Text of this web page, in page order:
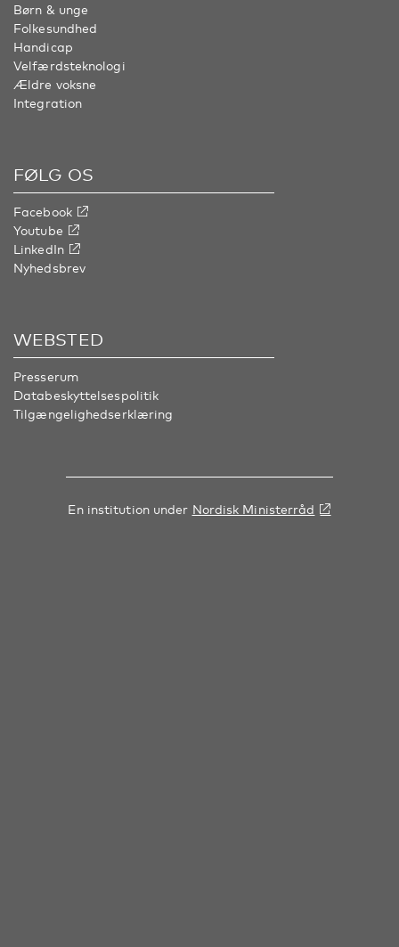
Børn & unge
Folkesundhed
Handicap
Velfærdsteknologi
Ældre voksne
Integration
FØLG OS
Facebook
Youtube
LinkedIn
Nyhedsbrev
WEBSTED
Presserum
Databeskyttelsespolitik
Tilgængelighedserklæring
En institution under Nordisk Ministerråd